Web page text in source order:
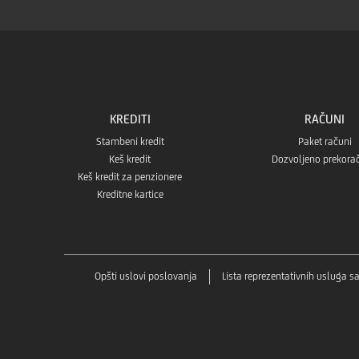
DA LI SU ČLANOVI PORODICE ZA
KOJI JE MAKSIMALNI BROJ ČLANOVA
KREDITI
Stambeni kredit
Keš kredit
Keš kredit za penzionere
Kreditne kartice
RAČUNI
Paket računi
Dozvoljeno
Opšti uslovi poslovanja Lista reprezentativnih usluga